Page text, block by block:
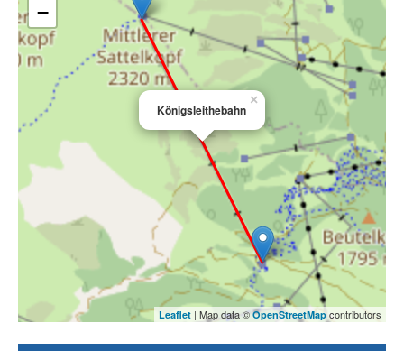
Königsleithebahn
×
−
Leaflet | Map data © OpenStreetMap contributors